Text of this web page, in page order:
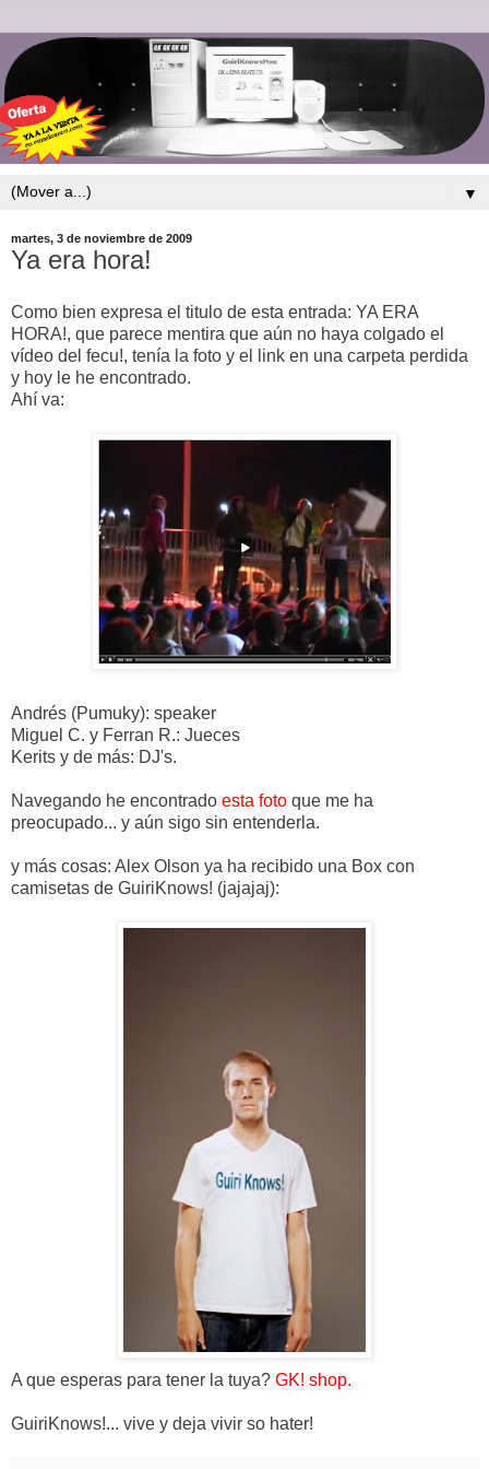
▼
martes, 3 de noviembre de 2009
Ya era hora!
Como bien expresa el titulo de esta entrada: YA ERA
HORA!, que parece mentira que aún no haya colgado el
vídeo del fecu!, tenía la foto y el link en una carpeta perdida
y hoy le he encontrado.
Ahí va:
Andrés (Pumuky): speaker
Miguel C. y Ferran R.: Jueces
Kerits y de más: DJ's.
Navegando he encontrado esta foto que me ha
preocupado... y aún sigo sin entenderla.
y más cosas: Alex Olson ya ha recibido una Box con
camisetas de GuiriKnows! (jajajaj):
A que esperas para tener la tuya? GK! shop.
GuiriKnows!... vive y deja vivir so hater!